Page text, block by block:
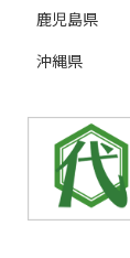
鹿児島県
沖縄県